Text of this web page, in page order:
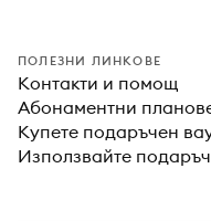
ПОЛЕЗНИ ЛИНКОВЕ
Контакти и помощ
Абонаментни
Купете подаръчен
Използвайте